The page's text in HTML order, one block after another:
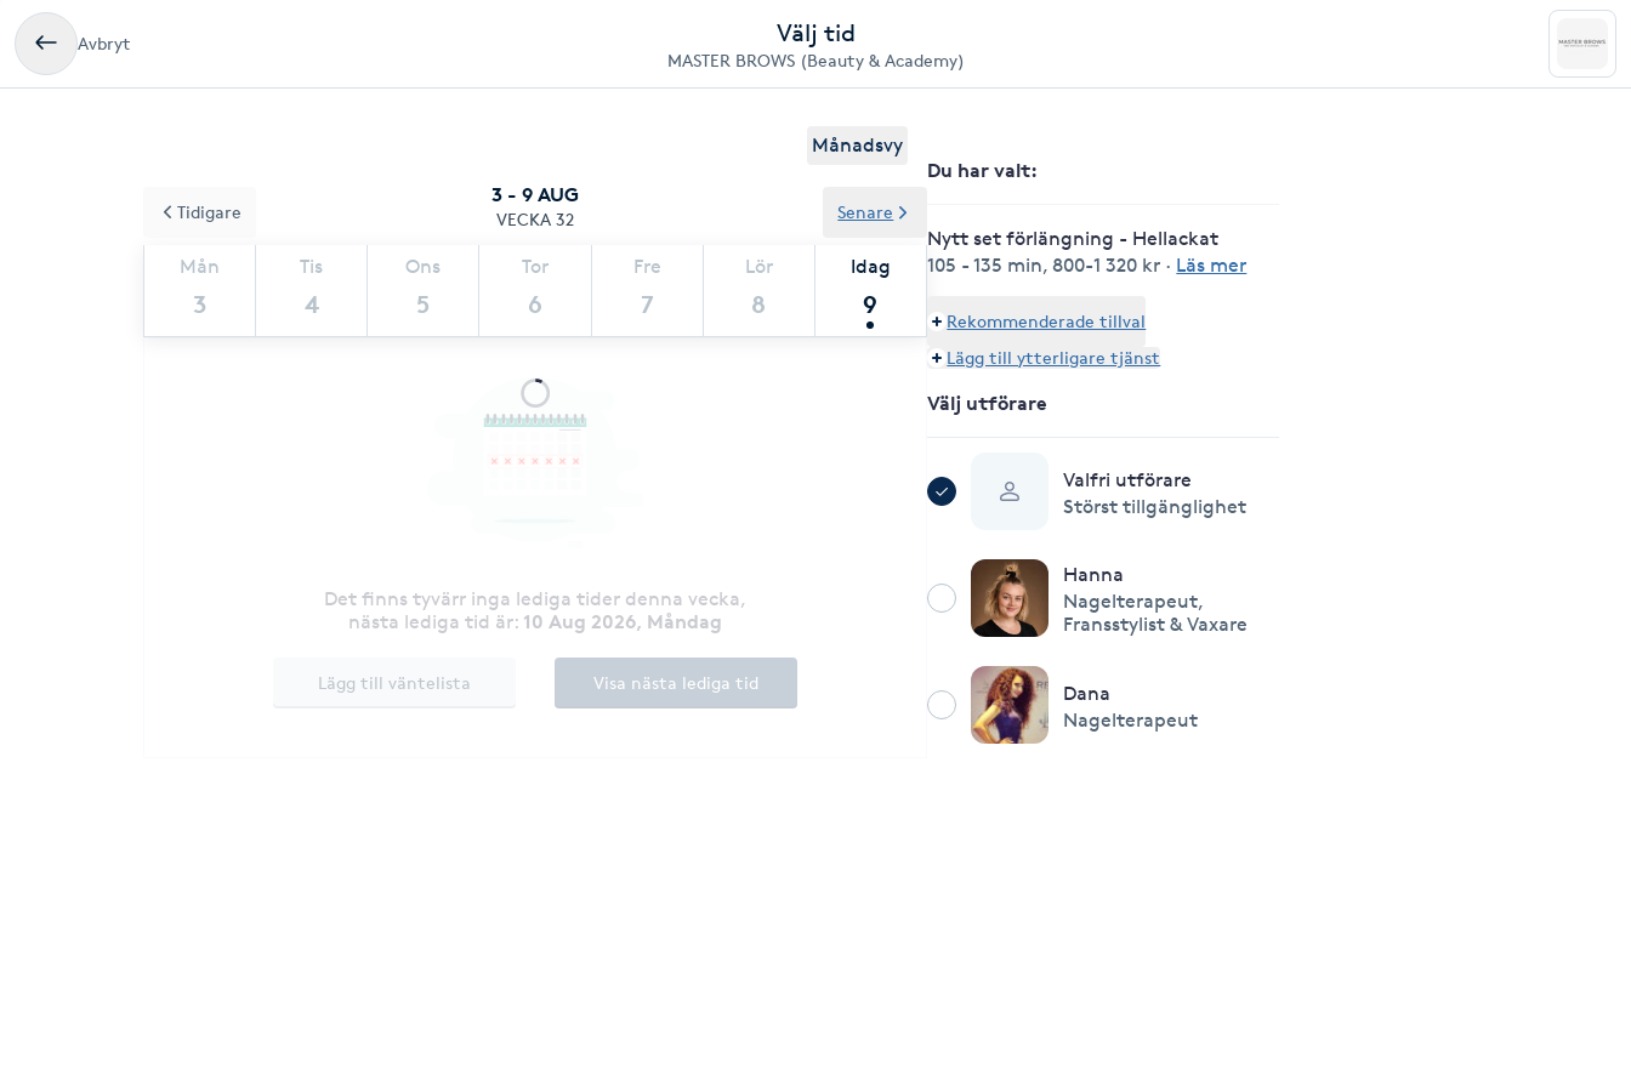
Avbryt Välj tid
MASTER BROWS (Beauty & Academy)
Månadsvy
3 - 9 AUG
VECKA 32
Mån
3
Tis
4
Ons
5
Tor
6
Fre
7
Lör
8
Idag
9
Tidigare Senare
Det finns tyvärr inga lediga tider denna vecka,
nästa lediga tid är: 10 Aug 2026, Måndag
Lägg till väntelista Visa nästa lediga tid
Du har valt:
Nytt set förlängning - Hellackat
105 - 135 min,800-1 320 kr · Läs mer
Rekommenderade tillval
Lägg till ytterligare tjänst
Välj utförare
Valfri utförare
Störst tillgänglighet
Hanna
Nagelterapeut,
Fransstylist & Vaxare
Dana
Nagelterapeut